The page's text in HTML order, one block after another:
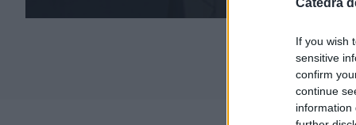
Cátedra
If you wish
sensitive
confirm
continue
information